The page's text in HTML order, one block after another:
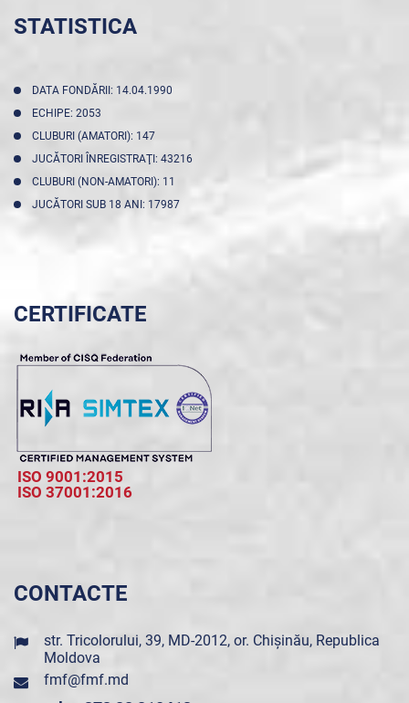
STATISTICA
DATA FONDĂRII: 14.04.1990
ECHIPE: 2053
CLUBURI (AMATORI): 147
JUCĂTORI ÎNREGISTRAŢI: 43216
CLUBURI (NON-AMATORI): 11
JUCĂTORI SUB 18 ANI: 17987
CERTIFICATE
ISO 9001:2015
ISO 37001:2016
CONTACTE
str. Tricolorului, 39, MD-2012, or. Chișinău, Republica
Moldova
fmf@fmf.md